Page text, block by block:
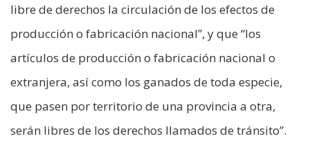
libre de derechos la circulación de los efectos de
producción o fabricación nacional”, y que “los
artículos de producción o fabricación nacional o
extranjera, así como los ganados de toda especie,
que pasen por territorio de una provincia a otra,
serán libres de los derechos llamados de tránsito”.